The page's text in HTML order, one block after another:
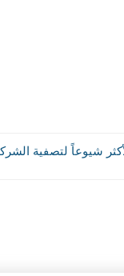
شيوعاً لتصفية